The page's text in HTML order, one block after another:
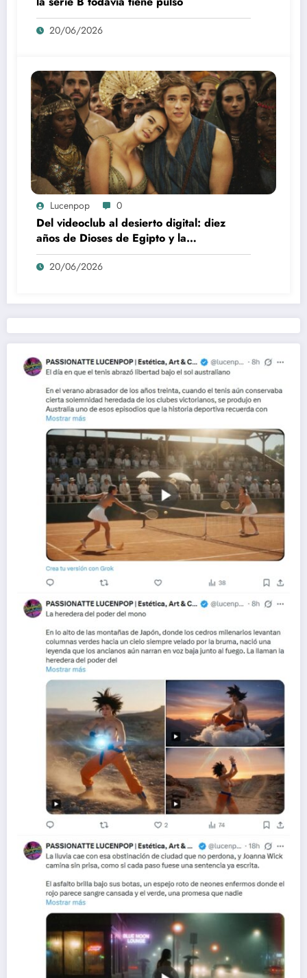
20/06/2026
Lucenpop 0
Del videoclub al desierto digital: diez
años de Dioses de Egipto y la
desaparición del blockbuster sin
complejos
20/06/2026